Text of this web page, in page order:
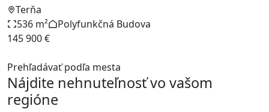
Terňa
536 m²
Polyfunkčná Budova
145 900 €
Prehľadávať podľa mesta
Nájdite nehnuteľnosť vo vašom
regióne